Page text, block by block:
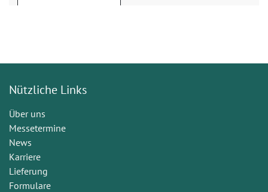
Nützliche Links
Über uns
Messetermine
News
Karriere
Lieferung
Formulare